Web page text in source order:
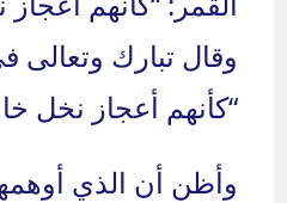
وقال تبارك وتعالى
“كأنهم أعجاز نخل
وأظن أن الذي